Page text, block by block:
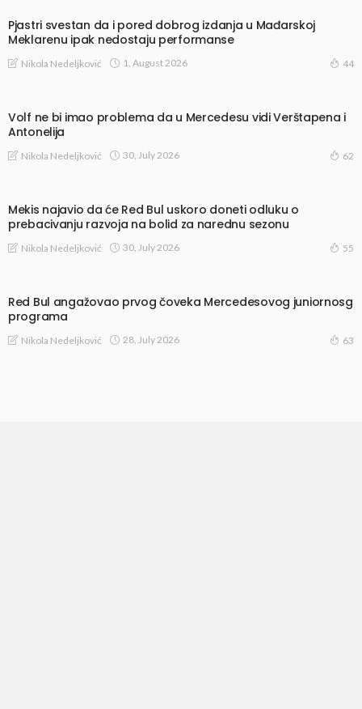
Pjastri svestan da i pored dobrog izdanja u Mađarskoj
Meklarenu ipak nedostaju performanse
Nikola Nedeljković 1, August 2026 44
Volf ne bi imao problema da u Mercedesu vidi Verštapena i
Antonelija
Nikola Nedeljković 30, July 2026 62
Mekis najavio da će Red Bul uskoro doneti odluku o
prebacivanju razvoja na bolid za narednu sezonu
Nikola Nedeljković 30, July 2026 55
Red Bul angažovao prvog čoveka Mercedesovog juniornosg
programa
Nikola Nedeljković 28, July 2026 63